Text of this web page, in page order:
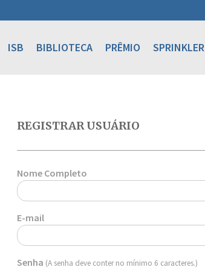
ISB BIBLIOTECA PRÊMIO SPRINKLER
REGISTRAR USUÁRIO
Nome Completo
E-mail
Senha (A senha deve conter no mínimo 6 caracteres.)